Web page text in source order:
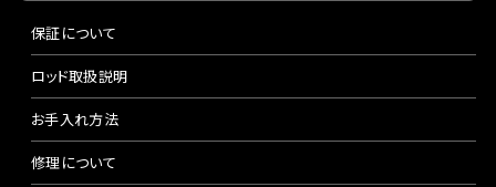
保証について
ロッド取扱説明
お手入れ方法
修理について